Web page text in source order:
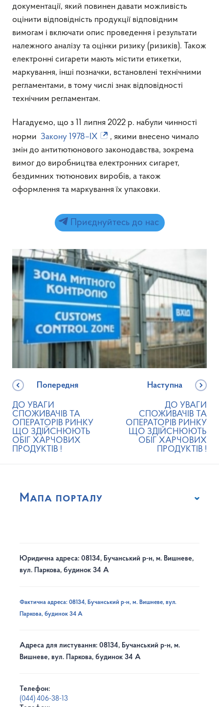
документації, який повинен давати можливість
оцінити відповідність продукції відповідним
вимогам і включати опис проведення і результати
належного аналізу та оцінки ризику (ризиків). Також
електронні сигарети мають містити етикетки,
маркування, інші позначки, встановлені технічними
регламентами, в тому числі знак відповідності
технічним регламентам.
Нагадуємо, що з 11 липня 2022 р. набули чинності
норми Закону 1978–IX
, якими внесено чимало
змін до антитютюнового законодавства, зокрема
вимог до виробництва електронних сигарет,
бездимних тютюнових виробів, а також
оформлення та маркування їх упаковки.
Приєднуйтесь до нас
Попередня
ДО УВАГИ
СПОЖИВАЧІВ ТА
ОПЕРАТОРІВ РИНКУ
ЩО ЗДІЙСНЮЮТЬ
ОБІГ ХАРЧОВИХ
ПРОДУКТІВ !
Наступна
ДО УВАГИ
СПОЖИВАЧІВ ТА
ОПЕРАТОРІВ РИНКУ
ЩО ЗДІЙСНЮЮТЬ
ОБІГ ХАРЧОВИХ
ПРОДУКТІВ !
Мапа порталу
Юридична адреса: 08134, Бучанський р-н, м. Вишневе,
вул. Паркова, будинок 34 А
Фактична адреса: 08134, Бучанський р-н, м. Вишневе, вул.
Паркова, будинок 34 А
Адреса для листування: 08134, Бучанський р-н, м.
Вишневе, вул. Паркова, будинок 34 А
Телефон:
(044) 406-38-13